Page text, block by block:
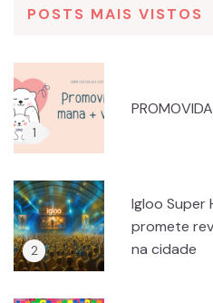
POSTS MAIS VISTOS
Igloo Super
promete
na cidade